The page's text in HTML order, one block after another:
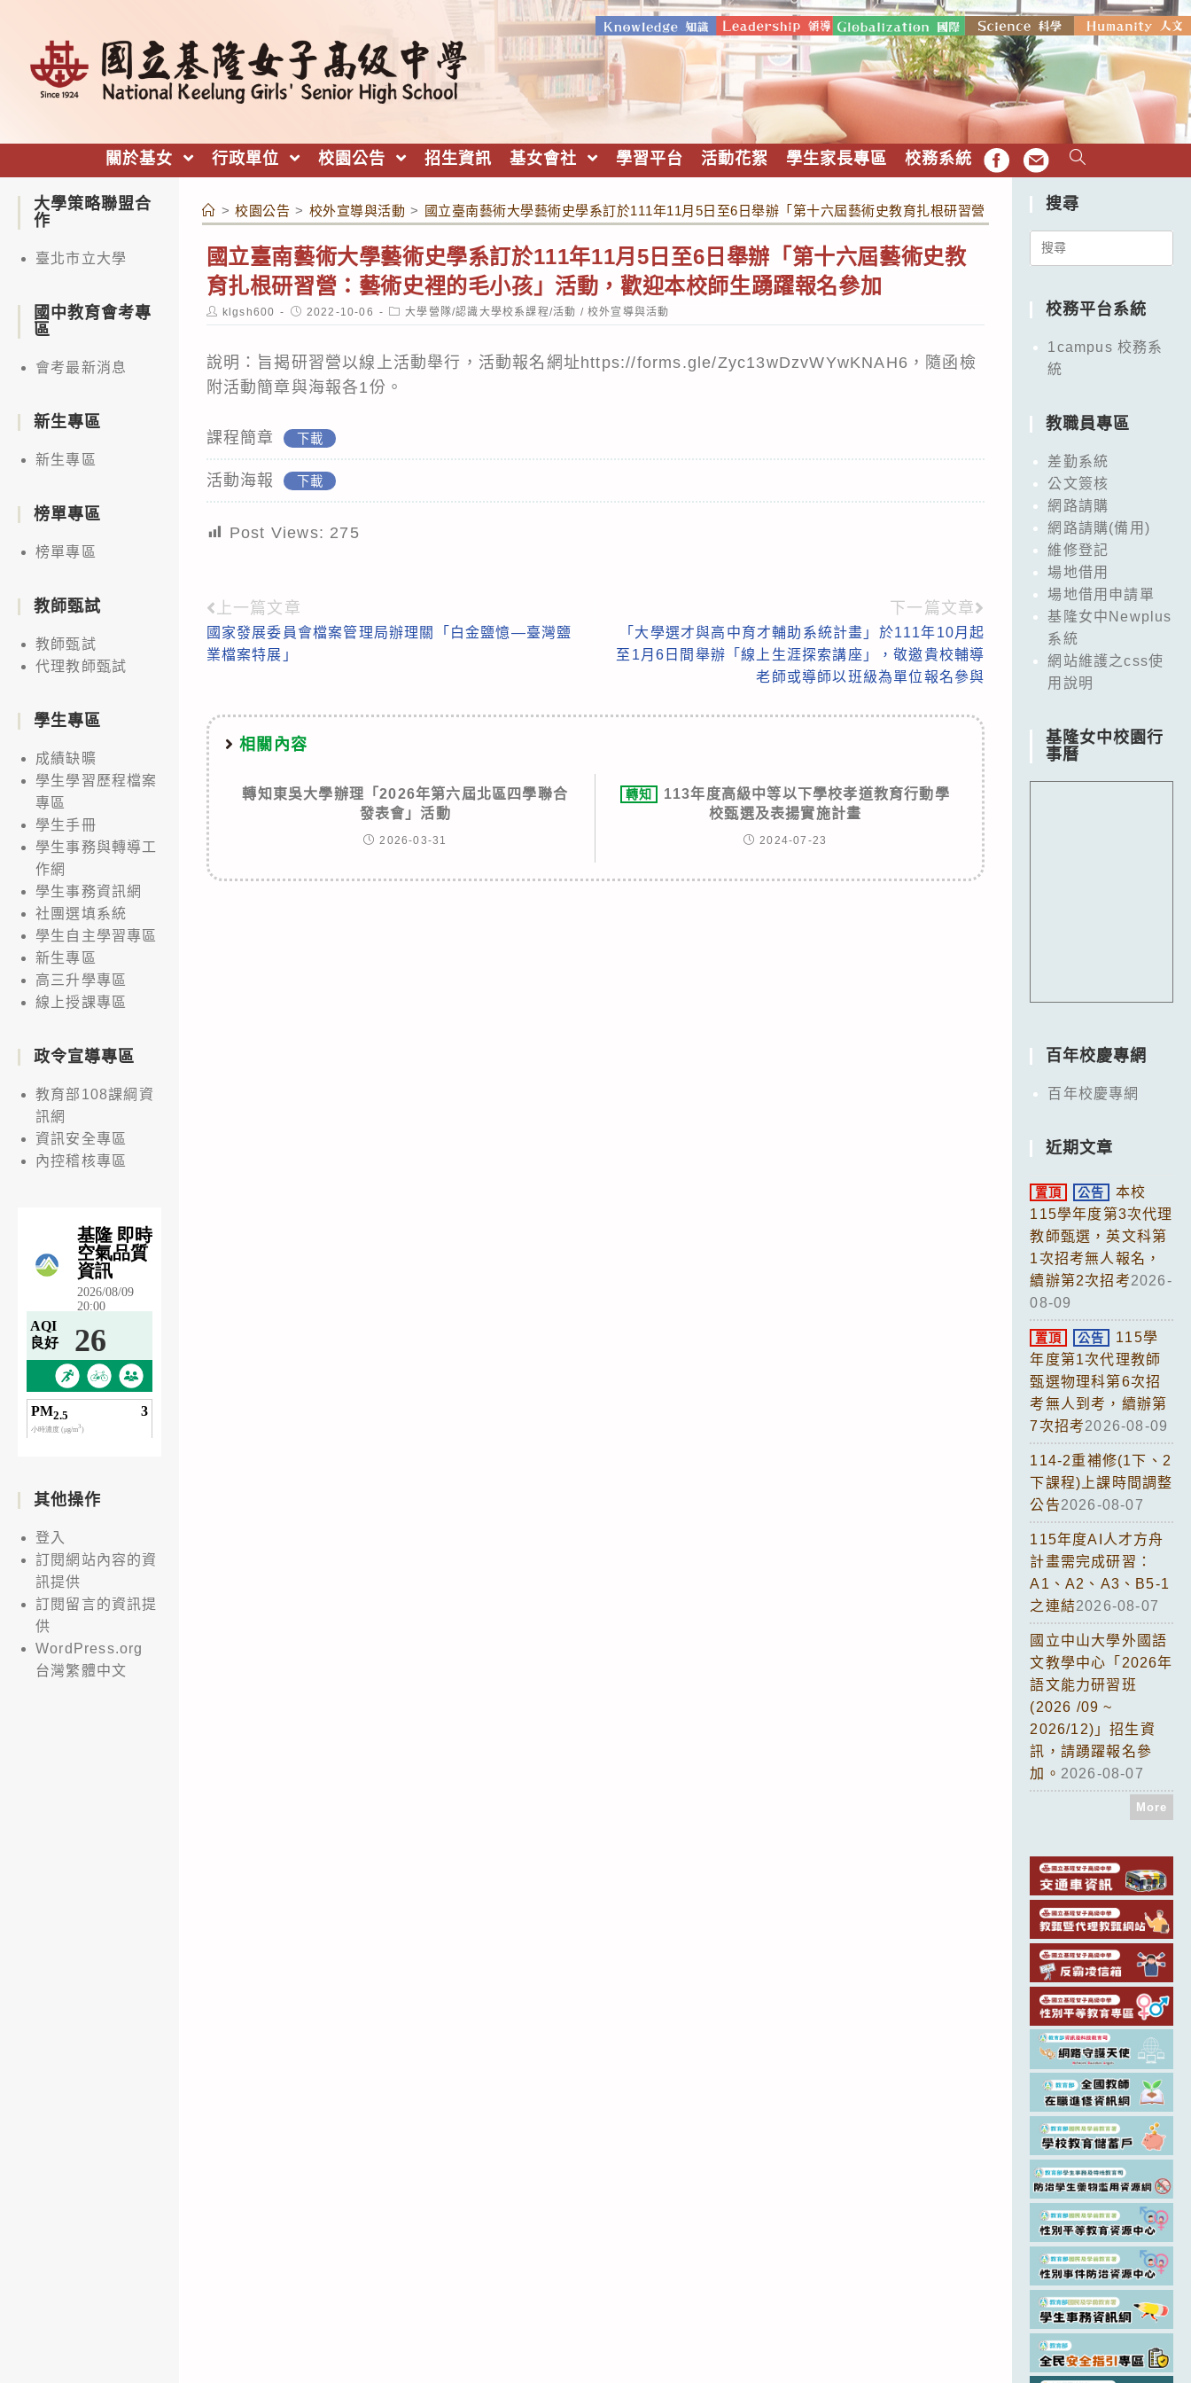
關於基女 行政單位 校園公告 招生資訊 基女會社 學習平台 活動花絮 學生家長專區 校務系統 FB EMAIL
> 校園公告 > 校外宣導與活動 > 國立臺南藝術大學藝術史學系訂於111年11月5日至6日舉辦「第十六屆藝術史教育扎根研習營：藝術史裡的毛小孩」活動，歡
國立臺南藝術大學藝術史學系訂於111年11月5日至6日舉辦「第十六屆藝術史教
育扎根研習營：藝術史裡的毛小孩」活動，歡迎本校師生踴躍報名參加
Post
author:
klgsh600
Post
published:
2022-10-06
Post
category:
大學營隊/認識大學校系課程/活動 / 校外宣導與活動
說明：旨揭研習營以線上活動舉行，活動報名網址https://forms.gle/Zyc13wDzvWYwKNAH6 ，隨函檢
附活動簡章與海報各1份。
課程簡章 下載
活動海報 下載
Post Views: 275
Read
more
上一篇文章
國家發展委員會檔案管理局辦理關「白金鹽憶—臺灣鹽
業檔案特展」
下一篇文章
「大學選才與高中育才輔助系統計畫」於111年10月起
至1月6日間舉辦「線上生涯探索講座」，敬邀貴校輔導
老師或導師以班級為單位報名參與
相關內容
轉知東吳大學辦理「2026年第六屆北區四學聯合
發表會」活動
2026-03-31
轉知
113年度高級中等以下學校孝道教育行動學
校甄選及表揚實施計畫
2024-07-23
大學策略聯盟合
作
臺北市立大學
國中教育會考專
區
會考最新消息
新生專區
新生專區
榜單專區
榜單專區
教師甄試
教師甄試
代理教師甄試
學生專區
成績缺曠
學生學習歷程檔案
專區
學生手冊
學生事務與轉導工
作網
學生事務資訊網
社團選填系統
學生自主學習專區
新生專區
高三升學專區
線上授課專區
政令宣導專區
教育部108課綱資
訊網
資訊安全專區
內控稽核專區
其他操作
登入
訂閱網站內容的資
訊提供
訂閱留言的資訊提
供
WordPress.org
台灣繁體中文
搜尋
Search
校務平台系統
1campus 校務系
統
教職員專區
差勤系統
公文簽核
網路請購
網路請購(備用)
維修登記
場地借用
場地借用申請單
基隆女中Newplus
系統
網站維護之css使
用說明
基隆女中校園行
事曆
百年校慶專網
百年校慶專網
近期文章
置頂 公告
本校
115學年度第3次代理
教師甄選，英文科第
1次招考無人報名，
續辦第2次招考2026-
08-09
置頂 公告
115學
年度第1次代理教師
甄選物理科第6次招
考無人到考，續辦第
7次招考2026-08-09
114-2重補修(1下、2
下課程)上課時間調整
公告2026-08-07
115年度AI人才方舟
計畫需完成研習：
A1、A2、A3、B5-1
之連結2026-08-07
國立中山大學外國語
文教學中心「2026年
語文能力研習班
(2026 /09 ~
2026/12)」招生資
訊，請踴躍報名參
加。 2026-08-07
More